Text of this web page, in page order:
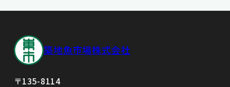
築地魚市場株式会社
〒135-8114